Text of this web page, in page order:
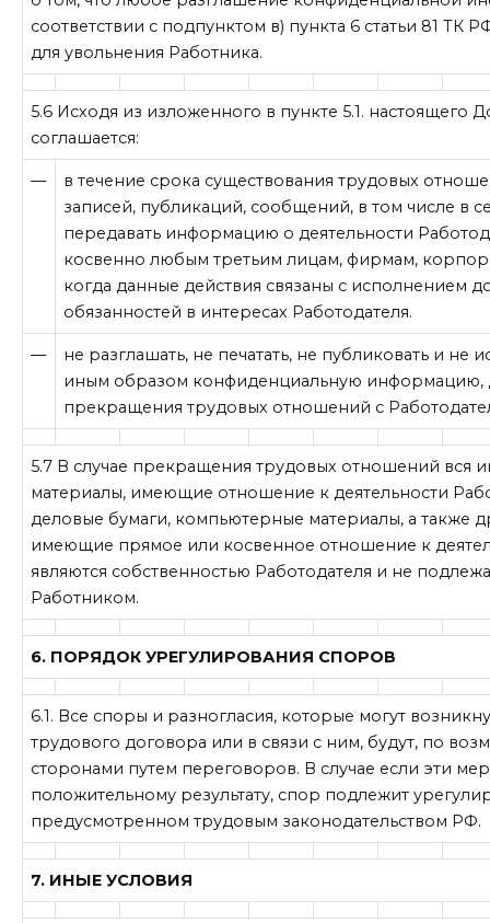
соответствии с подпунктом в) пункта 6 статьи 81 ТК
для увольнения Работника.
5.6 Исходя из изложенного в пункте 5.1. настоящего
соглашается:
—
в течение срока существования трудовых
записей, публикаций, сообщений, в том числе в
передавать информацию о деятельности
косвенно любым третьим лицам, фирмам,
когда данные действия связаны с исполнением
обязанностей в интересах Работодателя.
—
не разглашать, не печатать, не публиковать и не
иным образом конфиденциальную информацию,
прекращения трудовых отношений с
5.7 В случае прекращения трудовых отношений вся
материалы, имеющие отношение к деятельности
деловые бумаги, компьютерные материалы, а также
имеющие прямое или косвенное отношение к
являются собственностью Работодателя и не
Работником.
6. ПОРЯДОК УРЕГУЛИРОВАНИЯ СПОРОВ
6.1. Все споры и разногласия, которые могут
трудового договора или в связи с ним, будут, по
сторонами путем переговоров. В случае если эти
положительному результату, спор подлежит
предусмотренном трудовым законодательством РФ.
7. ИНЫЕ УСЛОВИЯ